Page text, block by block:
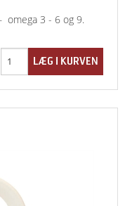
omega 3 - 6 og 9.